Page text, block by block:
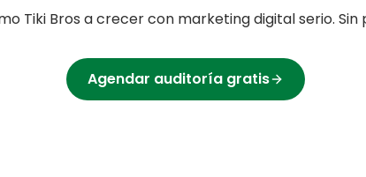
Tiki Bros a crecer con marketing digital serio. Sin
Agendar auditoría gratis